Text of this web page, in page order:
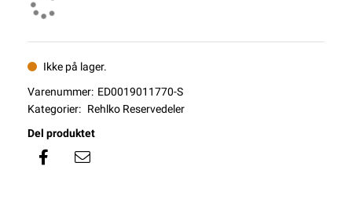
Ikke på lager.
Varenummer: ED0019011770-S
Kategorier: Rehlko Reservedeler
Del produktet